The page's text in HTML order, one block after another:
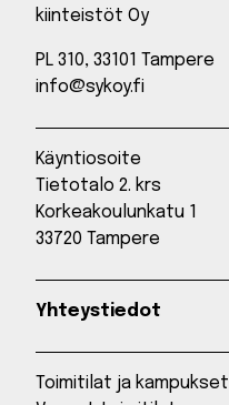
kiinteistöt Oy
PL 310, 33101 Tampere
info@sykoy.fi
Käyntiosoite
Tietotalo 2. krs
Korkeakoulunkatu 1
33720 Tampere
Yhteystiedot
Toimitilat ja kampukset